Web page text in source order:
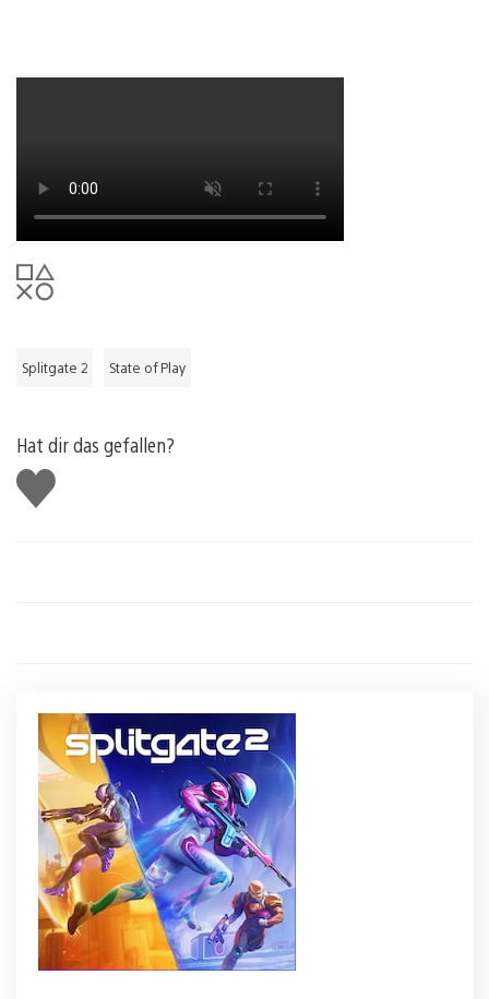
Splitgate 2 State of Play
Hat dir das gefallen?
Gefällt
mir